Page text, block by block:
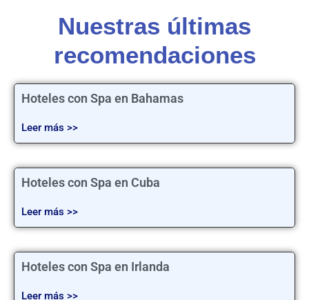
Nuestras últimas
recomendaciones
Hoteles con Spa en Bahamas
Leer más >>
Hoteles con Spa en Cuba
Leer más >>
Hoteles con Spa en Irlanda
Leer más >>